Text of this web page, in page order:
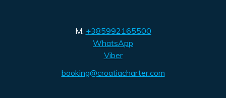
M: +385992165500
WhatsApp
Viber
booking@croatiacharter.com